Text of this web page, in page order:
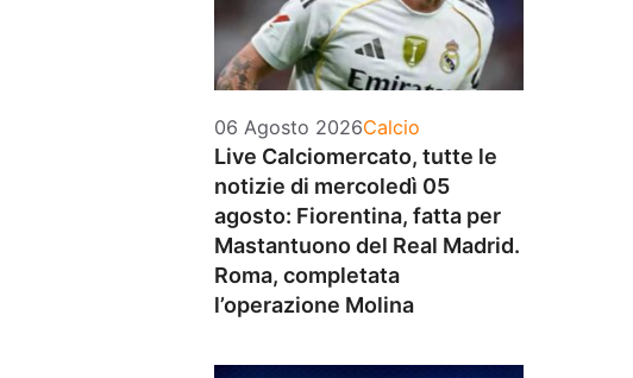
06 Agosto 2026Categorie
Calcio
Live Calciomercato, tutte le
notizie di mercoledì 05
agosto: Fiorentina, fatta per
Mastantuono del Real Madrid.
Roma, completata
l’operazione Molina